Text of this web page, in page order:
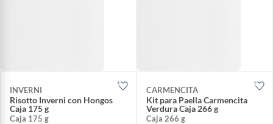
INVERNI
Risotto Inverni con Hongos
Caja 175 g
Caja 175 g
CARMENCITA
Kit para Paella Carmencita
Verdura Caja 266 g
Caja 266 g